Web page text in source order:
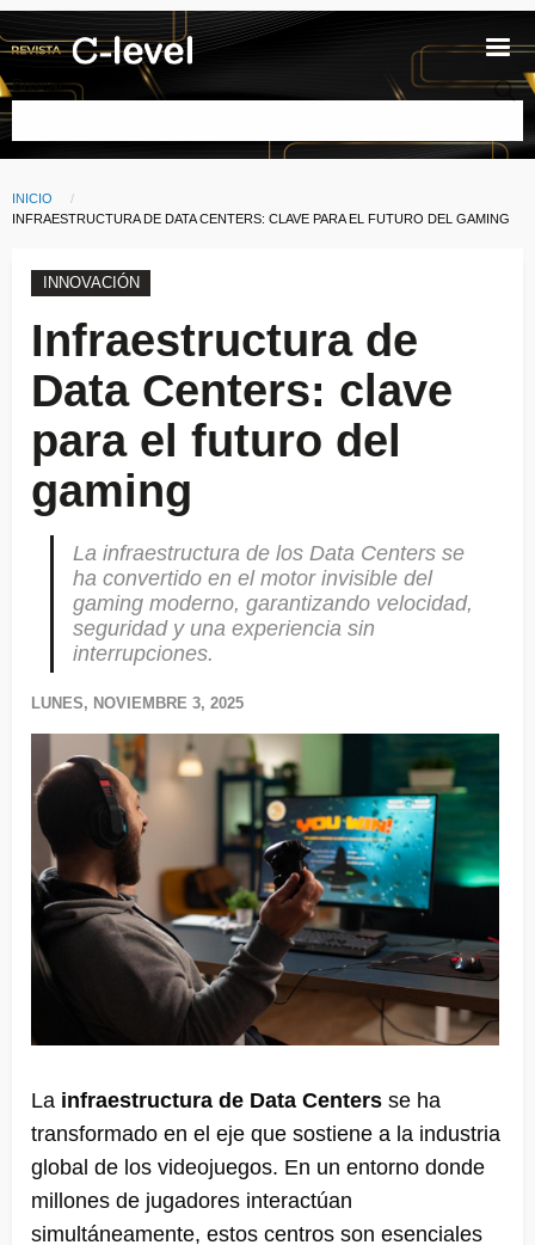
Pasar al contenido principal
Buscar
Ruta de navegación
INICIO
CURRENT:
INFRAESTRUCTURA DE DATA CENTERS: CLAVE PARA EL FUTURO DEL GAMING
INNOVACIÓN
Infraestructura de
Data Centers: clave
para el futuro del
gaming
La infraestructura de los Data Centers se
ha convertido en el motor invisible del
gaming moderno, garantizando velocidad,
seguridad y una experiencia sin
interrupciones.
LUNES, NOVIEMBRE 3, 2025
La infraestructura de Data Centers se ha
transformado en el eje que sostiene a la industria
global de los videojuegos. En un entorno donde
millones de jugadores interactúan
simultáneamente, estos centros son esenciales